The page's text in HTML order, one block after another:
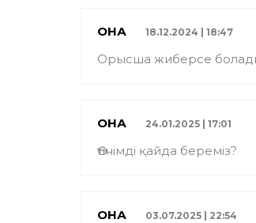
ҚОНАҚ 18.12.2024 | 18:47
Орысша жиберсе
ҚОНАҚ 24.01.2025 | 17:01
Өтінімді қайда береміз?
ҚОНАҚ 03.07.2025 | 22:54